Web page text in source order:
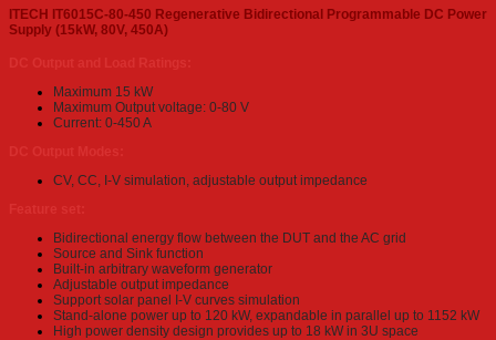
ITECH IT6015C-80-450 Regenerative Bidirectional Programmable DC Power
Supply (15kW, 80V, 450A)
Maximum 15 kW
Maximum Output voltage: 0-80 V
Current: 0-450 A
CV, CC, I-V simulation, adjustable output impedance
Bidirectional energy flow between the DUT and the AC grid
Source and Sink function
Built-in arbitrary waveform generator
Adjustable output impedance
Support solar panel I-V curves simulation
Stand-alone power up to 120 kW, expandable in parallel up to 1152 kW
High power density design provides up to 18 kW in 3U space